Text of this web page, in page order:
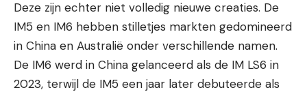
Deze zijn echter niet volledig nieuwe creaties. De
IM5 en IM6 hebben stilletjes markten gedomineerd
in China en Australië onder verschillende namen.
De IM6 werd in China gelanceerd als de IM LS6 in
2023, terwijl de IM5 een jaar later debuteerde als